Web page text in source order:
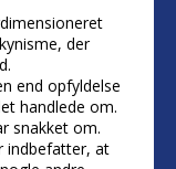
der
end opfyldelse
handlede om.
snakket om.
indbefatter, at